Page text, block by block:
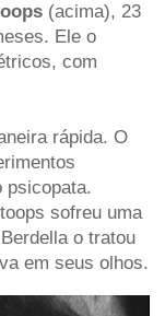
(acima), 23
Ele o
com
rápida. O
psicopata.
sofreu uma
o tratou
em seus olhos.